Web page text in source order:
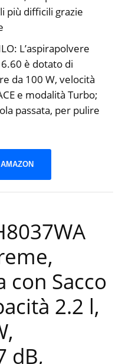
più difficili grazie
L’aspirapolvere
6.60 è dotato di
da 100 W, velocità
e modalità Turbo;
passata, per pulire
con Sacco
2.2 l,
dB,